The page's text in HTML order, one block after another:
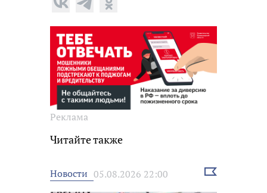
Реклама
Читайте также
Новости 05.08.2026 22:00
Выбрать